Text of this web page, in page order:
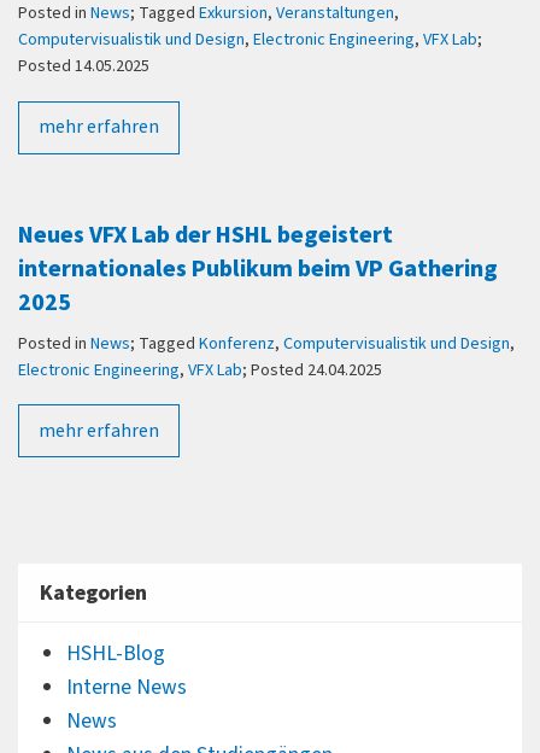
Posted in News; Tagged Exkursion, Veranstaltungen,
Computervisualistik und Design, Electronic Engineering, VFX Lab;
Posted 14.05.2025
mehr erfahren
Neues VFX Lab der HSHL begeistert
internationales Publikum beim VP Gathering
2025
Posted in News; Tagged Konferenz, Computervisualistik und Design,
Electronic Engineering, VFX Lab; Posted 24.04.2025
mehr erfahren
Kategorien
HSHL-Blog
Interne News
News